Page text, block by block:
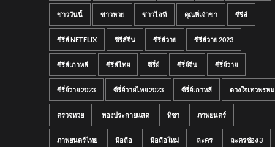
ข่าววันนี้ ข่าวหวย ข่าวไอที คุณพี่เจ้าขา ซีรีส์
ซีรีส์ NETFLIX ซีรีส์จีน ซีรีส์วาย ซีรีส์วาย 2023
ซีรีส์เกาหลี ซีรีส์ไทย ซีรี่ย์ ซีรี่ย์จีน ซีรี่ย์วาย
ซีรี่ย์วาย 2023 ซีรี่ย์วายไทย 2023 ซีรี่ย์เกาหลี ดวงใจเทวพรหม
ตรวจหวย ทองประกายแสด ทิชา ภาพยนตร์
ภาพยนตร์ไทย มือถือ มือถือใหม่ ละคร ละครช่อง 3